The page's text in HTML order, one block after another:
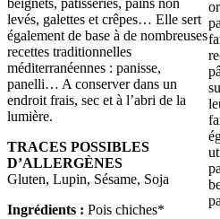
beignets, pâtisseries, pains non
levés, galettes et crêpes… Elle sert
également de base à de nombreuses
recettes traditionnelles
méditerranéennes : panisse,
panelli… A conserver dans un
endroit frais, sec et à l’abri de la
lumière.
TRACES POSSIBLES
D’ALLERGÈNES
Gluten, Lupin, Sésame, Soja
Ingrédients : Pois chiches*